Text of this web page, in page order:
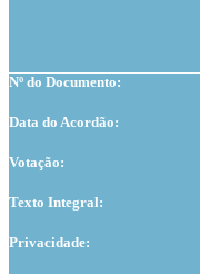
Nº do Documento:
Data do Acordão:
Votação:
Texto Integral:
Privacidade: